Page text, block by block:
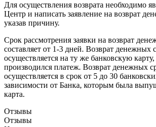
Для осуществления возврата необходимо
Центр и написать заявление на возврат
указав причину.
Срок рассмотрения заявки на возврат
составляет от 1-3 дней. Возврат денежных
осуществляется на ту же банковскую карту,
производился платеж. Возврат денежных
осуществляется в срок от 5 до 30
зависимости от Банка, которым была
карта.
Отзывы
Отзывы